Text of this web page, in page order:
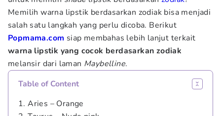
Memilih warna lipstik berdasarkan zodiak bisa menjadi
salah satu langkah yang perlu dicoba. Berikut
Popmama.com siap membahas lebih lanjut terkait
warna lipstik yang cocok berdasarkan zodiak
melansir dari laman Maybelline.
Table of Content
1. Aries – Orange